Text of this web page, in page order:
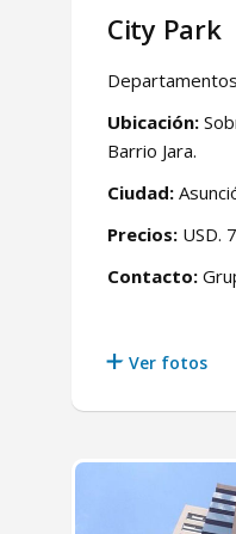
City Park
Ubicación:
Barrio Jara.
Ciudad:
Precios: USD.
Contacto:
Ver fotos